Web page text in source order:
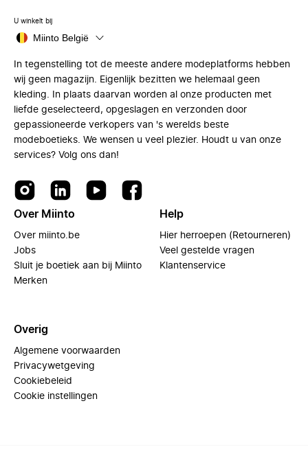
U winkelt bij
Miinto België
In tegenstelling tot de meeste andere modeplatforms hebben
wij geen magazijn. Eigenlijk bezitten we helemaal geen
kleding. In plaats daarvan worden al onze producten met
liefde geselecteerd, opgeslagen en verzonden door
gepassioneerde verkopers van 's werelds beste
modeboetieks. We wensen u veel plezier. Houdt u van onze
services? Volg ons dan!
Over Miinto
Over miinto.be
Jobs
Sluit je boetiek aan bij Miinto
Merken
Help
Hier herroepen (Retourneren)
Veel gestelde vragen
Klantenservice
Overig
Algemene voorwaarden
Privacywetgeving
Cookiebeleid
Cookie instellingen